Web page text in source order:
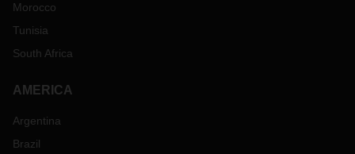
Morocco
Tunisia
South Africa
AMERICA
Argentina
Brazil